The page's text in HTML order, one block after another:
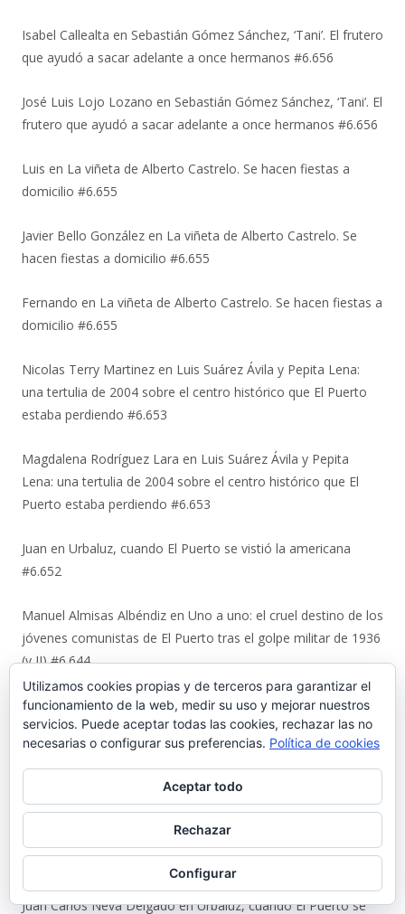
Isabel Callealta en Sebastián Gómez Sánchez, ‘Tani’. El frutero
que ayudó a sacar adelante a once hermanos #6.656
José Luis Lojo Lozano en Sebastián Gómez Sánchez, ‘Tani’. El
frutero que ayudó a sacar adelante a once hermanos #6.656
Luis en La viñeta de Alberto Castrelo. Se hacen fiestas a
domicilio #6.655
Javier Bello González en La viñeta de Alberto Castrelo. Se
hacen fiestas a domicilio #6.655
Fernando en La viñeta de Alberto Castrelo. Se hacen fiestas a
domicilio #6.655
Nicolas Terry Martinez en Luis Suárez Ávila y Pepita Lena:
una tertulia de 2004 sobre el centro histórico que El Puerto
estaba perdiendo #6.653
Magdalena Rodríguez Lara en Luis Suárez Ávila y Pepita
Lena: una tertulia de 2004 sobre el centro histórico que El
Puerto estaba perdiendo #6.653
Juan en Urbaluz, cuando El Puerto se vistió la americana
#6.652
Manuel Almisas Albéndiz en Uno a uno: el cruel destino de los
jóvenes comunistas de El Puerto tras el golpe militar de 1936
(y II) #6.644
Karl AjoteenLos últimos coletazos de una enseñanza
basada en el miedo #6.651
José Antonio Cots RojasenLos últimos coletazos de una
enseñanza basada en el miedo #6.651
Urbaluz, cuando El Puerto se vistió
la americana #6.652
Juan Carlos Neva DelgadoenUrbaluz, cuando El Puerto se
Utilizamos cookies propias y de terceros para garantizar el
funcionamiento de la web, medir su uso y mejorar nuestros
servicios. Puede aceptar todas las cookies, rechazar las no
necesarias o configurar sus preferencias. Política de cookies
Aceptar todo
Rechazar
Configurar